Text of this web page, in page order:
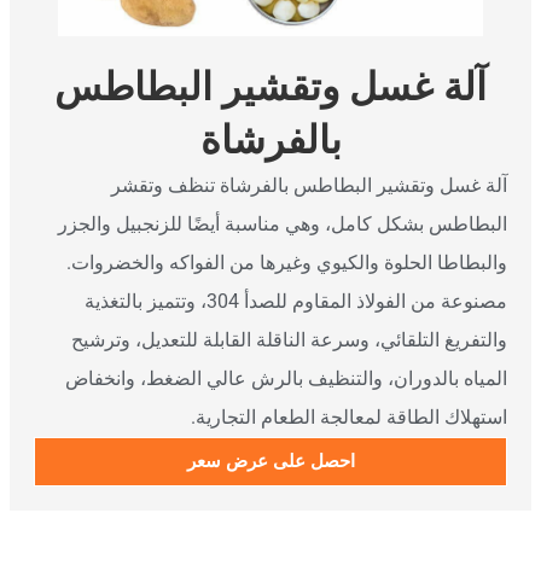
آلة غسل وتقشير البطاطس
بالفرشاة
آلة غسل وتقشير البطاطس بالفرشاة تنظف وتقشر
البطاطس بشكل كامل، وهي مناسبة أيضًا للزنجبيل والجزر
والبطاطا الحلوة والكيوي وغيرها من الفواكه والخضروات.
مصنوعة من الفولاذ المقاوم للصدأ 304، وتتميز بالتغذية
والتفريغ التلقائي، وسرعة الناقلة القابلة للتعديل، وترشيح
المياه بالدوران، والتنظيف بالرش عالي الضغط، وانخفاض
استهلاك الطاقة لمعالجة الطعام التجارية.
احصل على عرض سعر